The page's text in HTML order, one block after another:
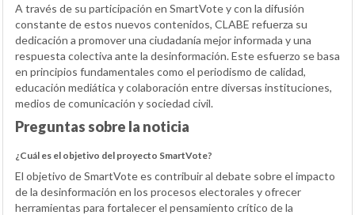
A través de su participación en SmartVote y con la difusión
constante de estos nuevos contenidos, CLABE refuerza su
dedicación a promover una ciudadanía mejor informada y una
respuesta colectiva ante la desinformación. Este esfuerzo se basa
en principios fundamentales como el periodismo de calidad,
educación mediática y colaboración entre diversas instituciones,
medios de comunicación y sociedad civil.
Preguntas sobre la noticia
¿Cuál es el objetivo del proyecto SmartVote?
El objetivo de SmartVote es contribuir al debate sobre el impacto
de la desinformación en los procesos electorales y ofrecer
herramientas para fortalecer el pensamiento crítico de la